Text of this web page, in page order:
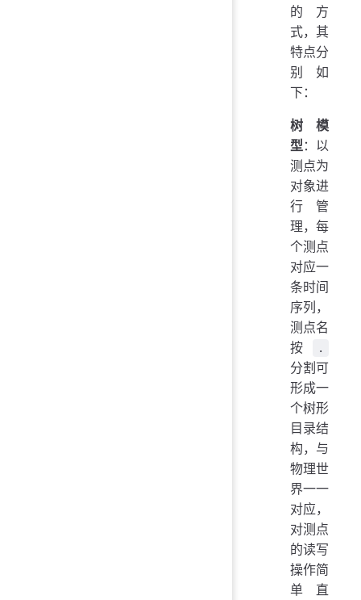
的方
式，其
特点分
别如
下：
树模
型 ：以
测点为
对象进
行管
理，每
个测点
对应一
条时间
序列，
测点名
按
.
分割可
形成一
个树形
目录结
构，与
物理世
界一一
对应，
对测点
的读写
操作简
单直